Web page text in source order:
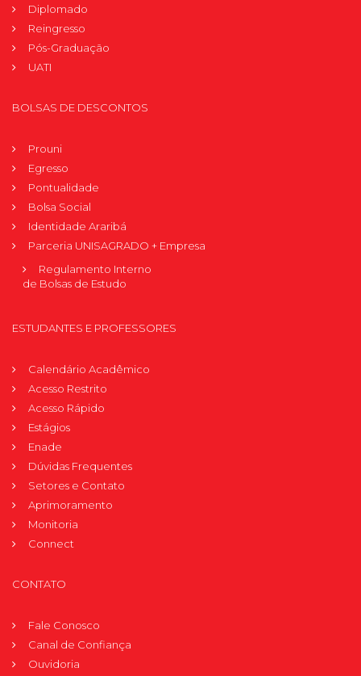
Diplomado
Reingresso
Pós-Graduação
UATI
BOLSAS DE DESCONTOS
Prouni
Egresso
Pontualidade
Bolsa Social
Identidade Araribá
Parceria UNISAGRADO + Empresa
Regulamento Interno
de Bolsas de Estudo
ESTUDANTES E PROFESSORES
Calendário Acadêmico
Acesso Restrito
Acesso Rápido
Estágios
Enade
Dúvidas Frequentes
Setores e Contato
Aprimoramento
Monitoria
Connect
CONTATO
Fale Conosco
Canal de Confiança
Ouvidoria